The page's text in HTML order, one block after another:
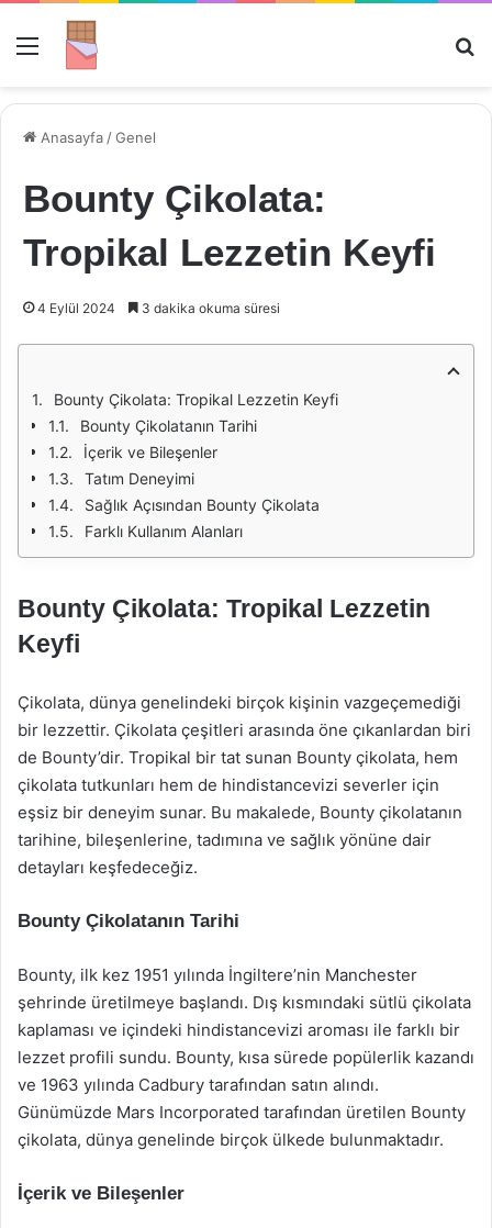
Menü
Anasayfa /Genel
Bounty Çikolata:
Tropikal Lezzetin Keyfi
4 Eylül 2024 3 dakika okuma süresi
Bounty Çikolata: Tropikal Lezzetin Keyfi
Bounty Çikolatanın Tarihi
İçerik ve Bileşenler
Tatım Deneyimi
Sağlık Açısından Bounty Çikolata
Farklı Kullanım Alanları
Bounty Çikolata: Tropikal Lezzetin
Keyfi
Çikolata, dünya genelindeki birçok kişinin vazgeçemediği
bir lezzettir. Çikolata çeşitleri arasında öne çıkanlardan biri
de Bounty’dir. Tropikal bir tat sunan Bounty çikolata, hem
çikolata tutkunları hem de hindistancevizi severler için
eşsiz bir deneyim sunar. Bu makalede, Bounty çikolatanın
tarihine, bileşenlerine, tadımına ve sağlık yönüne dair
detayları keşfedeceğiz.
Bounty Çikolatanın Tarihi
Bounty, ilk kez 1951 yılında İngiltere’nin Manchester
şehrinde üretilmeye başlandı. Dış kısmındaki sütlü çikolata
kaplaması ve içindeki hindistancevizi aroması ile farklı bir
lezzet profili sundu. Bounty, kısa sürede popülerlik kazandı
ve 1963 yılında Cadbury tarafından satın alındı.
Günümüzde Mars Incorporated tarafından üretilen Bounty
çikolata, dünya genelinde birçok ülkede bulunmaktadır.
İçerik ve Bileşenler